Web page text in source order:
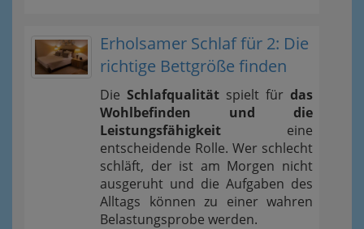
Erholsamer Schlaf für 2: Die
richtige Bettgröße finden
Die Schlafqualität spielt für das
Wohlbefinden und die
Leistungsfähigkeit eine
entscheidende Rolle. Wer schlecht
schläft, der ist am Morgen nicht
ausgeruht und die Aufgaben des
Alltags können zu einer wahren
Belastungsprobe werden.